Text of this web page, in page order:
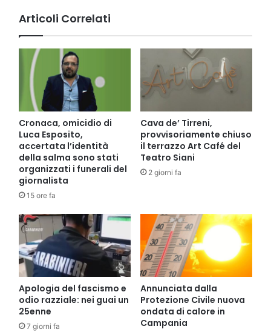
Articoli Correlati
Cronaca, omicidio di
Luca Esposito,
accertata l’identità
della salma sono stati
organizzati i funerali del
giornalista
15 ore fa
Cava de’ Tirreni,
provvisoriamente chiuso
il terrazzo Art Café del
Teatro Siani
2 giorni fa
Apologia del fascismo e
odio razziale: nei guai un
25enne
7 giorni fa
Annunciata dalla
Protezione Civile nuova
ondata di calore in
Campania